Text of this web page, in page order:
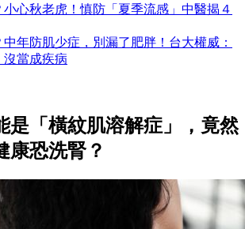
小心秋老虎！慎防「夏季流感」中醫揭４
年防肌少症，別漏了肥胖！台大權威：
沒當成疾病
是「橫紋肌溶解症」，竟然
康恐洗腎？